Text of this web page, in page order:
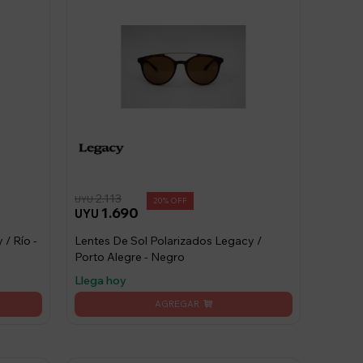
/ Río -
UYU 1.690
UYU 2.113 20
Lentes De Sol Polarizados Legacy /
Porto Alegre - Negro
Llega hoy